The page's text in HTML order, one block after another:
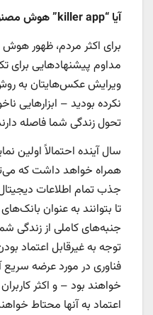
آیا “killer app” هوش مصنوعی ظهور خواهد کرد؟
برای اکثر مردم، ظهور
مداوم پیشنهادهایی برای
ویرایش عکس‌هایتان به
نکرده بودید – ابزارهایی
تحول زندگی شما فاصله
سال آینده احتمالاً اولین
همراه خواهد داشت که
جذب تمام اطلاعات
تا بتوانند به عنوان
جنبه‌های کاملی از زندگی
توجه به غیرقابل اعتماد
فناوری در مورد عرضه سریع
خواهند بود – و اکثر
اعتماد به آنها محتاط